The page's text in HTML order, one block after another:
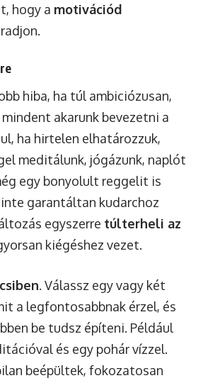
hogy a motivációd
hiba, ha túl ambiciózusan,
akarunk bevezetni a
ha hirtelen elhatározzuk,
meditálunk, jógázunk, naplót
egy bonyolult reggelit is
garantáltan kudarchoz
egyszerre túlterheli az
kiégéshez vezet.
. Válassz egy vagy két
a legfontosabbnak érzel, és
be tudsz építeni. Például
és egy pohár vízzel.
beépültek, fokozatosan